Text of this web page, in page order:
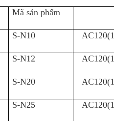
Mã sản phẩm
S-N10
S-N12
S-N20
S-N25